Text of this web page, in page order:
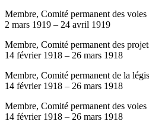
Membre, Comité permanent des voies
2 mars 1919 – 24 avril 1919
Membre, Comité permanent des
14 février 1918 – 26 mars 1918
Membre, Comité permanent de la
14 février 1918 – 26 mars 1918
Membre, Comité permanent des voies
14 février 1918 – 26 mars 1918